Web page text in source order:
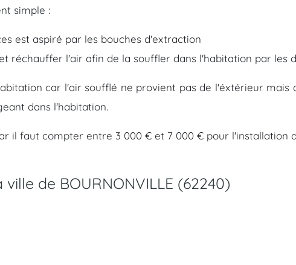
simple :
est aspiré par les bouches d'extraction
réchauffer l'air afin de la souffler dans l'habitation par les
car l'air soufflé ne provient pas de l'éxtérieur
dans l'habitation.
il faut compter entre 3 000 € et 7 000 € pour l'installation
de BOURNONVILLE (62240)